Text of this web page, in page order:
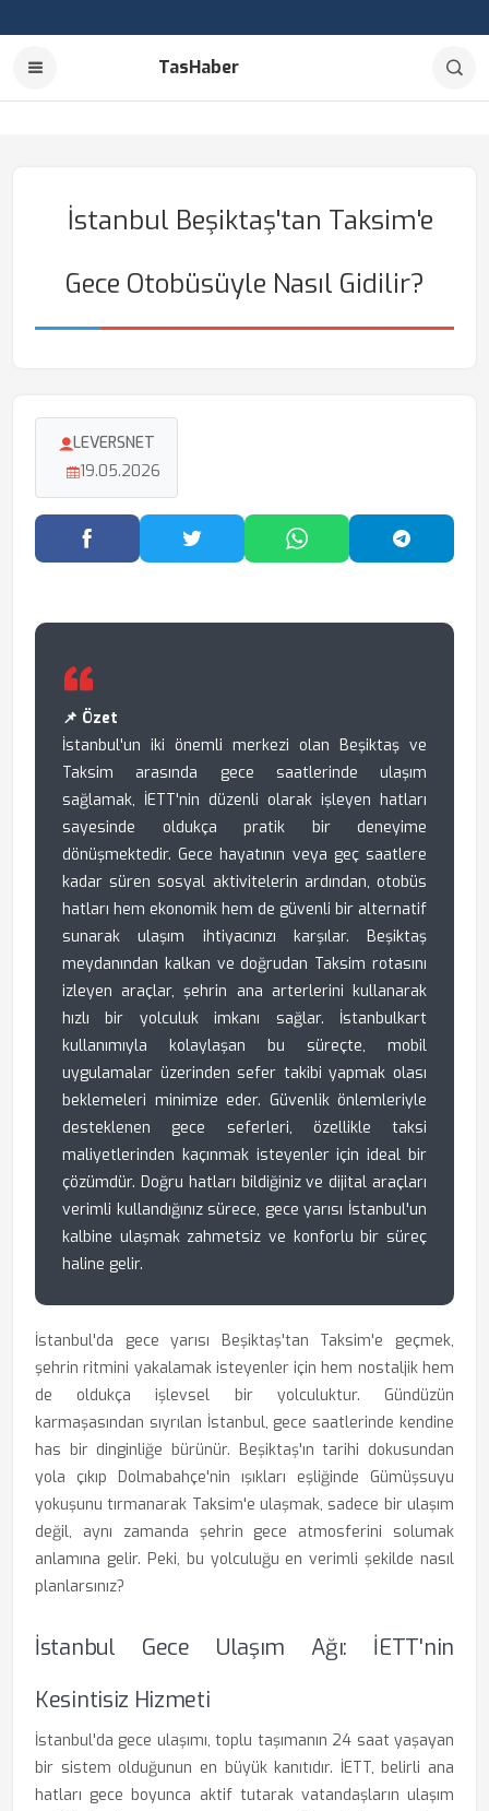
TasHaber
İstanbul Beşiktaş'tan Taksim'e
Gece Otobüsüyle Nasıl Gidilir?
LEVERSNET
19.05.2026
Facebook'ta PaylaşTwitter'da PaylaşWhatsApp'ta Paylaş
📌 Özet
İstanbul'un iki önemli merkezi olan Beşiktaş ve
Taksim arasında gece saatlerinde ulaşım
sağlamak, İETT'nin düzenli olarak işleyen hatları
sayesinde oldukça pratik bir deneyime
dönüşmektedir. Gece hayatının veya geç saatlere
kadar süren sosyal aktivitelerin ardından, otobüs
hatları hem ekonomik hem de güvenli bir alternatif
sunarak ulaşım ihtiyacınızı karşılar. Beşiktaş
meydanından kalkan ve doğrudan Taksim rotasını
izleyen araçlar, şehrin ana arterlerini kullanarak
hızlı bir yolculuk imkanı sağlar. İstanbulkart
kullanımıyla kolaylaşan bu süreçte, mobil
uygulamalar üzerinden sefer takibi yapmak olası
beklemeleri minimize eder. Güvenlik önlemleriyle
desteklenen gece seferleri, özellikle taksi
maliyetlerinden kaçınmak isteyenler için ideal bir
çözümdür. Doğru hatları bildiğiniz ve dijital araçları
verimli kullandığınız sürece, gece yarısı İstanbul'un
kalbine ulaşmak zahmetsiz ve konforlu bir süreç
haline gelir.
İstanbul'da gece yarısı Beşiktaş'tan Taksim'e geçmek,
şehrin ritmini yakalamak isteyenler için hem nostaljik hem
de oldukça işlevsel bir yolculuktur. Gündüzün
karmaşasından sıyrılan İstanbul, gece saatlerinde kendine
has bir dinginliğe bürünür. Beşiktaş'ın tarihi dokusundan
yola çıkıp Dolmabahçe'nin ışıkları eşliğinde Gümüşsuyu
yokuşunu tırmanarak Taksim'e ulaşmak, sadece bir ulaşım
değil, aynı zamanda şehrin gece atmosferini solumak
anlamına gelir. Peki, bu yolculuğu en verimli şekilde nasıl
planlarsınız?
İstanbul Gece Ulaşım Ağı: İETT'nin
Kesintisiz Hizmeti
İstanbul'da gece ulaşımı, toplu taşımanın 24 saat yaşayan
bir sistem olduğunun en büyük kanıtıdır. İETT, belirli ana
hatları gece boyunca aktif tutarak vatandaşların ulaşım